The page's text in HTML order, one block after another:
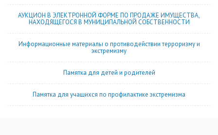
АУКЦИОН В ЭЛЕКТРОННОЙ ФОРМЕ ПО ПРОДАЖЕ ИМУЩЕСТВА,
НАХОДЯЩЕГОСЯ В МУНИЦИПАЛЬНОЙ СОБСТВЕННОСТИ
Информационные материалы о противодействии терроризму и
экстремизму
Памятка для детей и родителей
Памятка для учащихся по профилактике экстремизма